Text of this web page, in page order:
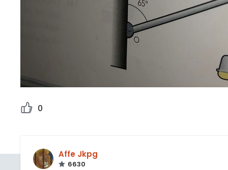
0
Affe Jkpg
6630